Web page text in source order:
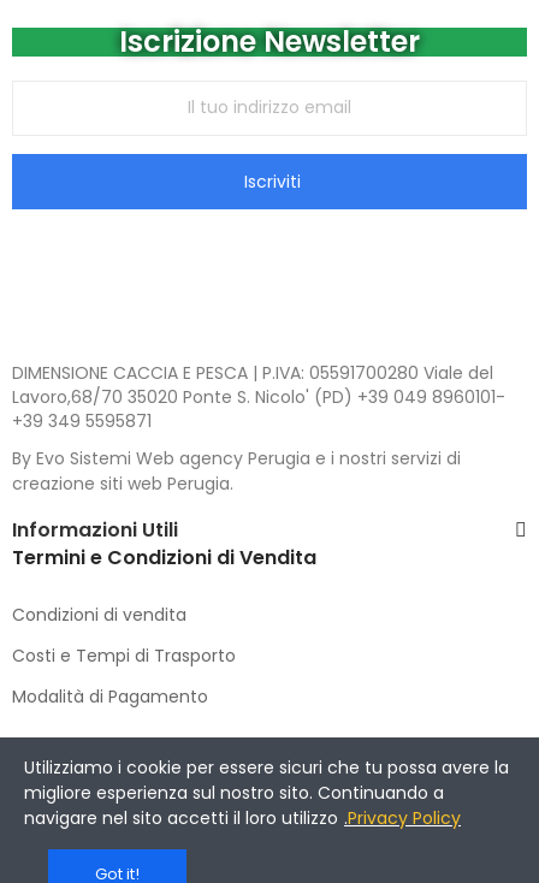
Iscrizione Newsletter
Iscriviti
DIMENSIONE CACCIA E PESCA | P.IVA: 05591700280 Viale del
Lavoro,68/70 35020 Ponte S. Nicolo' (PD) +39 049 8960101-
+39 349 5595871
By Evo Sistemi Web agency Perugia e i nostri servizi di
creazione siti web Perugia.
Informazioni Utili
Termini e Condizioni di Vendita
Condizioni di vendita
Costi e Tempi di Trasporto
Modalità di Pagamento
Copyright © 2021 DIMENSIONE CACCIA E PESCA. All Rights
Reserved.
Utilizziamo i cookie per essere sicuri che tu possa avere la
migliore esperienza sul nostro sito. Continuando a
navigare nel sito accetti il loro utilizzo .Privacy Policy
Got it!